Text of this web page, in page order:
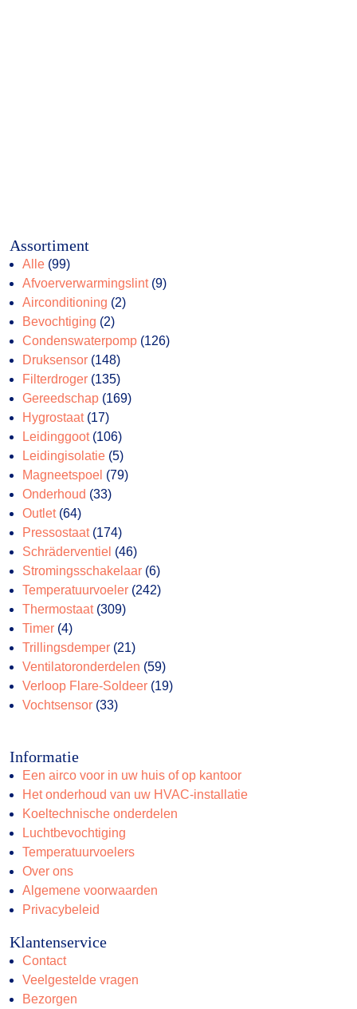
Assortiment
Alle 9999
producten
Afvoerverwarmingslint 99
Airconditioning 22
Bevochtiging 22
producten
Condenswaterpomp 126126
Druksensor 148148
producten
Filterdroger 135135
producten
Gereedschap 169169
Hygrostaat 1717
producten
Leidinggoot 106106
producten
Leidingisolatie 55
producten
Magneetspoel 7979
Onderhoud 3333
Outlet 6464
producten
Pressostaat 174174
producten
Schräderventiel 4646
producten
Stromingsschakelaar 66
producten
Temperatuurvoeler 242242
Thermostaat 309309
Timer 44
producten
Trillingsdemper 2121
producten
Ventilatoronderdelen 5959
producten
Verloop Flare-Soldeer 1919
Vochtsensor 3333
Informatie
Een airco voor in uw huis of op kantoor
Het onderhoud van uw HVAC-installatie
Koeltechnische onderdelen
Luchtbevochtiging
Temperatuurvoelers
Over ons
Algemene voorwaarden
Privacybeleid
Klantenservice
Contact
Veelgestelde vragen
Bezorgen